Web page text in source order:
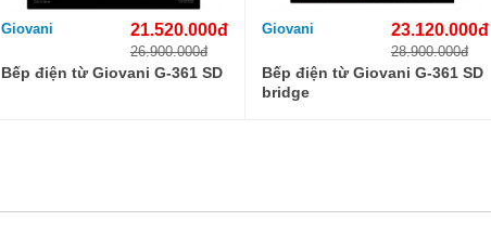
Giovani 21.520.000đ
26.900.000đ
Bếp điện từ Giovani G-361 SD
Giovani 23.120.000đ
28.900.000đ
Bếp điện từ Giovani G-361 SD
bridge